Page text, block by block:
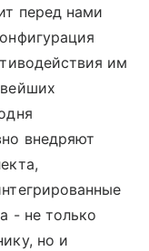
перед нами
им
внедряют
- не только
но и